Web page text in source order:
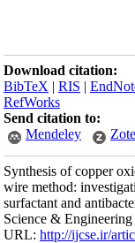
Download citation:
BibTeX |RIS |
RefWorks
Send citation to:
Mendeley
Synthesis of copper
wire method:
surfactant and
Science &
URL:http://ijcse.ir/